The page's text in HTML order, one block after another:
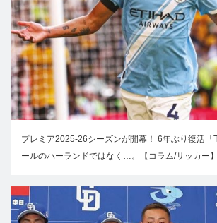
プレミア2025-26シーズンが開幕！ 6年ぶり復活「
ールのハーランドではなく…。【コラム/サッカー】